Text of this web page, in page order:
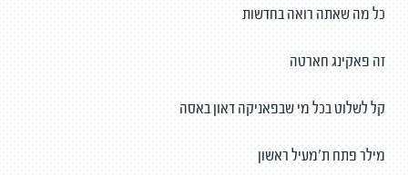
כל מה שאתה רואה בחדשות
זה פאקינג חארטה
קל לשלוט בכל מי שבפאניקה דאון באסה
מילר פתח ת'מעיל ראשון